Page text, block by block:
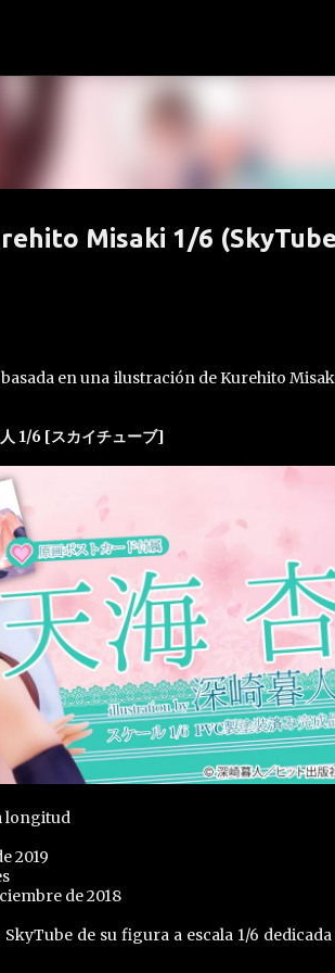
Misaki 1/6
en una ilustración de Kurehito
1/6 [スカイチューブ]
longitud
2019
de 2018
de su figura a escala 1/6